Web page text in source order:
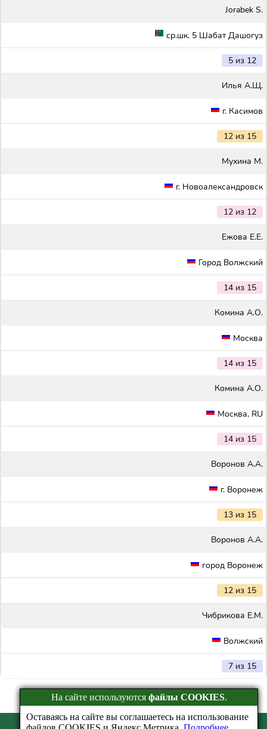
Jorabek S.
ср.шк. 5 Шабат Дашогуз
5 из 12
Илья А.Щ.
г. Касимов
12 из 15
Мухина М.
г. Новоалександровск
12 из 12
Ежова Е.Е.
Город Волжский
14 из 15
Комина А.О.
Москва
14 из 15
Комина А.О.
Москва, RU
14 из 15
Воронов А.А.
г. Воронеж
13 из 15
Воронов А.А.
город Воронеж
12 из 15
Чибрикова Е.М.
Волжский
7 из 15
На сайте используются файлы COOKIES.
Оставаясь на сайте вы соглашаетесь на использование